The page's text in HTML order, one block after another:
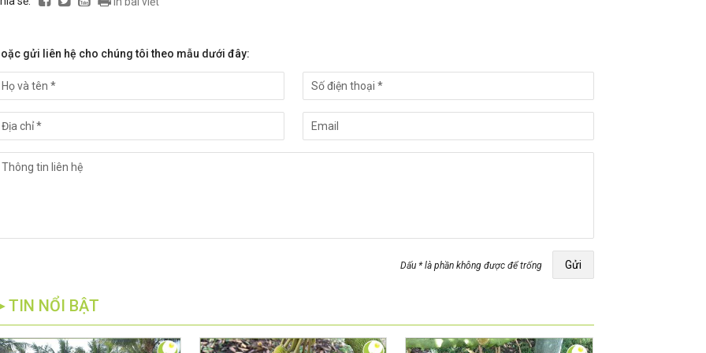
gửi liên hệ cho chúng tôi theo mẫu dưới đây:
Dấu * là phần không được để trống Gửi
NỔI BẬT